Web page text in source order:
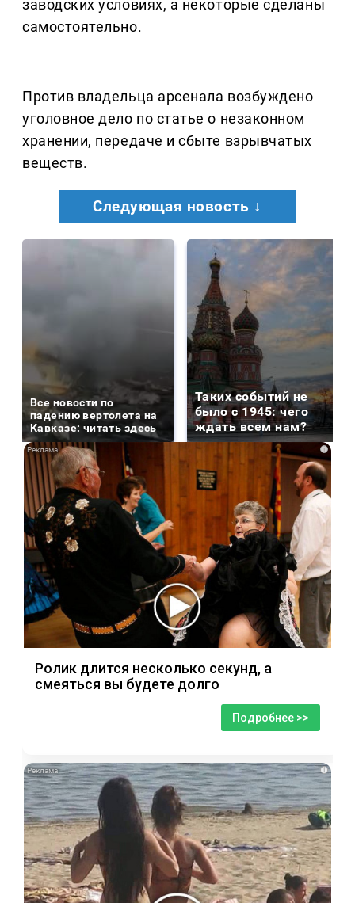
заводских условиях, а некоторые сделаны
самостоятельно.
Против владельца арсенала возбуждено
уголовное дело по статье о незаконном
хранении, передаче и сбыте взрывчатых
веществ.
Следующая новость ↓
Все новости по
падению вертолета на
Кавказе: читать здесь
Таких событий не
было с 1945: чего
ждать всем нам?
i
Ролик длится несколько секунд, а
смеяться вы будете долго
Подробнее >>
i